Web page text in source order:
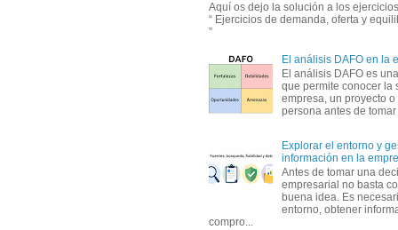
Aquí os dejo la solución a los
“ Ejercicios de demanda, oferta y
”
El análisis DAFO en la
El análisis DAFO es
que permite conocer la
empresa, un proyecto
persona antes de
Explorar el entorno y
información en la
Antes de tomar una
empresarial no basta
buena idea. Es
entorno, obtener
compro...